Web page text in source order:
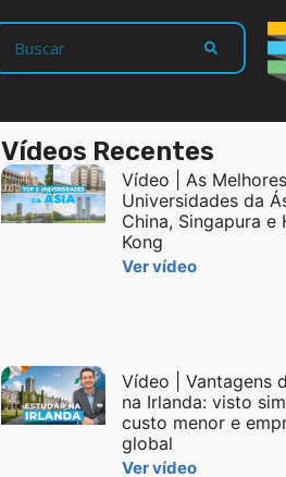
Vídeos Recentes
Vídeo | As Melhores
Universidades da
China, Singapura e
Kong
Ver vídeo
Vídeo | Vantagens
na Irlanda: visto
custo menor e
global
Ver vídeo